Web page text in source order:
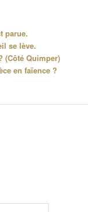
parue.
se lève.
(Côté Quimper)
en faïence ?